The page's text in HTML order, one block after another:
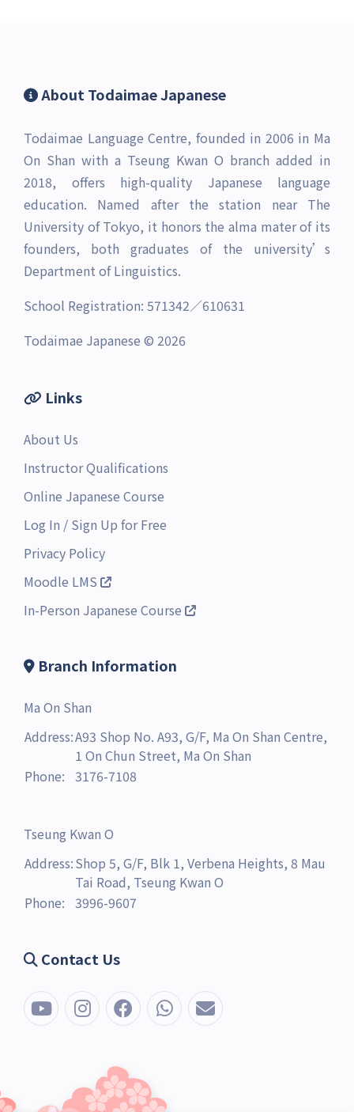
About Todaimae Japanese
Todaimae Language Centre, founded in 2006 in Ma
On Shan with a Tseung Kwan O branch added in
2018, offers high-quality Japanese language
education. Named after the station near The
University of Tokyo, it honors the alma mater of its
founders, both graduates of the university’s
Department of Linguistics.
School Registration: 571342／610631
Todaimae Japanese © 2026
Links
About Us
Instructor Qualifications
Online Japanese Course
Log In / Sign Up for Free
Privacy Policy
Moodle LMS
In-Person Japanese Course
Branch Information
Ma On Shan
Address:A93 Shop No. A93, G/F, Ma On Shan Centre,
1 On Chun Street, Ma On Shan
Phone: 3176-7108
Tseung Kwan O
Address:Shop 5, G/F, Blk 1, Verbena Heights, 8 Mau
Tai Road, Tseung Kwan O
Phone: 3996-9607
Contact Us